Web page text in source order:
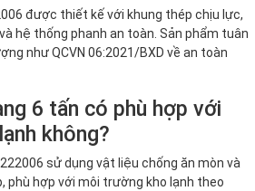
được thiết kế với khung thép chịu lực,
hệ thống phanh an toàn. Sản phẩm tuân
như QCVN 06:2021/BXD về an toàn
6 tấn có phù hợp với
không?
222006 sử dụng vật liệu chống ăn mòn và
phù hợp với môi trường kho lạnh theo